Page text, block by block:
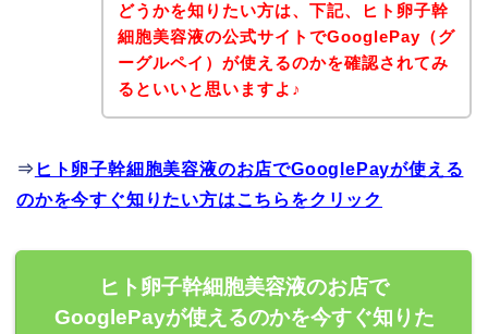
どうかを知りたい方は、下記、ヒト卵子幹
細胞美容液の公式サイトでGooglePay（グ
ーグルペイ）が使えるのかを確認されてみ
るといいと思いますよ♪
⇒ ヒト卵子幹細胞美容液のお店でGooglePayが使える
のかを今すぐ知りたい方はこちらをクリック
ヒト卵子幹細胞美容液のお店で
GooglePayが使えるのかを今すぐ知りた